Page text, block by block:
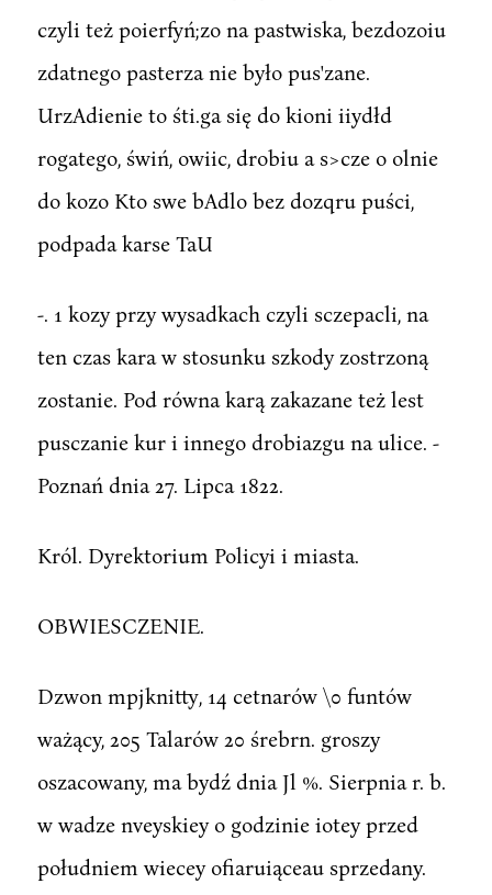
czyli też poierfyń;zo na pastwiska, bezdozoiu
zdatnego pasterza nie było pus'zane.
UrzAdienie to śti.ga się do kioni iiydłd
rogatego, świń, owiic, drobiu a s>cze o olnie
do kozo Kto swe bAdlo bez dozqru puści,
podpada karse TaU
-. 1 kozy przy wysadkach czyli sczepacli, na
ten czas kara w stosunku szkody zostrzoną
zostanie. Pod równa karą zakazane też lest
pusczanie kur i innego drobiazgu na ulice. -
Poznań dnia 27. Lipca 1822.
Król. Dyrektorium Policyi i miasta.
OBWIESCZENIE.
Dzwon mpjknitty, 14 cetnarów \0 funtów
ważący, 205 Talarów 20 śrebrn. groszy
oszacowany, ma bydź dnia Jl %. Sierpnia r. b.
w wadze nveyskiey o godzinie iotey przed
południem wiecey ofiaruiąceau sprzedany.